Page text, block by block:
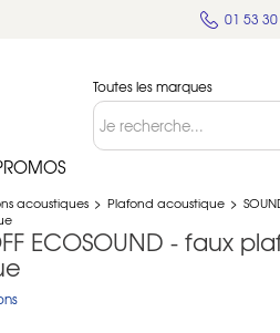
01 53
Toutes les marques
acoustiques > Plafond acoustique >
ECOSOUND - faux